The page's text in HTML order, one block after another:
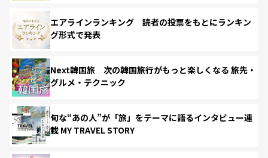
エアラインランキング 読者の投票をもとにランキン
グ形式で発表
Next韓国旅 次の韓国旅行がもっと楽しくなる 旅先・
グルメ・テクニック
旬な“あの人”が「旅」をテーマに語るインタビュー連
載 MY TRAVEL STORY